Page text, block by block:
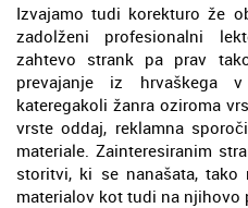
Izvajamo tudi korekturo že
zadolženi profesionalni
zahtevo strank pa prav
prevajanje iz hrvaškega
kateregakoli žanra oziroma
vrste oddaj, reklamna
materiale. Zainteresiranim
storitvi, ki se nanašata, tako
materialov kot tudi na njihovo